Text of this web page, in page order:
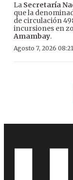
La Secretaría
que la
de circulación
incursiones en
Amambay.
Agosto 7, 2026